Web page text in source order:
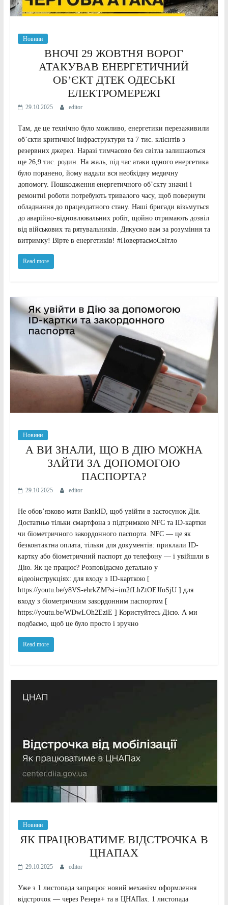
Новини
ВНОЧІ 29 ЖОВТНЯ ВОРОГ
АТАКУВАВ ЕНЕРГЕТИЧНИЙ
ОБʼЄКТ ДТЕК ОДЕСЬКІ
ЕЛЕКТРОМЕРЕЖІ
29.10.2025 editor
Там, де це технічно було можливо, енергетики перезаживили
обʼєкти критичної інфраструктури та 7 тис. клієнтів з
резервних джерел. Наразі тимчасово без світла залишаються
ще 26,9 тис. родин. На жаль, під час атаки одного енергетика
було поранено, йому надали вся необхідну медичну
допомогу. Пошкодження енергетичного обʼєкту значні і
ремонтні роботи потребують тривалого часу, щоб повернути
обладнання до працездатного стану. Наші бригади візьмуться
до аварійно-відновлювальних робіт, щойно отримають дозвіл
від військових та рятувальників. Дякуємо вам за розуміння та
витримку! Вірте в енергетиків! #ПовертаємоСвітло
Read more
Новини
А ВИ ЗНАЛИ, ЩО В ДІЮ МОЖНА
ЗАЙТИ ЗА ДОПОМОГОЮ
ПАСПОРТА?
29.10.2025 editor
Не обов’язково мати BankID, щоб увійти в застосунок Дія.
Достатньо тільки смартфона з підтримкою NFC та ID-картки
чи біометричного закордонного паспорта. NFC — це як
безконтактна оплата, тільки для документів: приклали ID-
картку або біометричний паспорт до телефону — і увійшли в
Дію. Як це працює? Розповідаємо детально у
відеоінструкціях: для входу з ID-карткою [
https://youtu.be/y8VS-ehrkZM?si=im2fLhZtOEJfoSjU ] для
входу з біометричним закордонним паспортом [
https://youtu.be/WDwLOh2EziE ] Користуйтесь Дією. А ми
подбаємо, щоб це було просто і зручно
Read more
Новини
ЯК ПРАЦЮВАТИМЕ ВІДСТРОЧКА В
ЦНАПАХ
29.10.2025 editor
Уже з 1 листопада запрацює новий механізм оформлення
відстрочок — через Резерв+ та в ЦНАПах. 1 листопада